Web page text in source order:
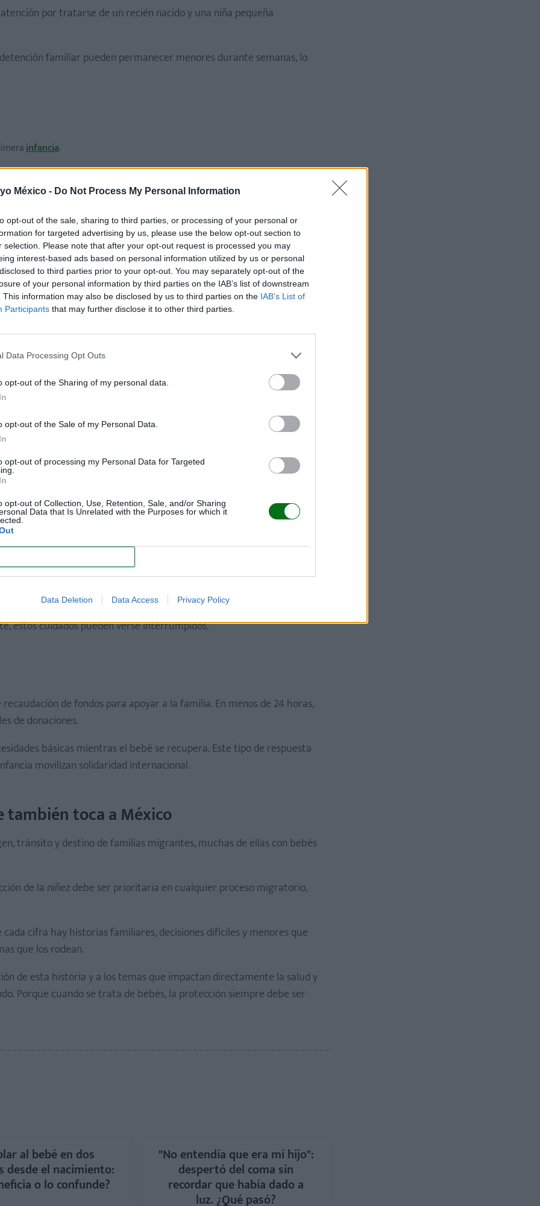
México - Do Not Process My Personal Information
opt-out of the sale, sharing to third parties, or processing of your personal or
for targeted advertising by us, please use the below opt-out section to
selection. Please note that after your opt-out request is processed you may
interest-based ads based on personal information utilized by us or personal
to third parties prior to your opt-out. You may separately opt-out of the
of your personal information by third parties on the IAB’s list of downstream
This information may also be disclosed by us to third parties on the IAB’s List of
Participants that may further disclose it to other third parties.
Data Processing Opt Outs
opt-out of the Sharing of my personal data.
opt-out of the Sale of my Personal Data.
opt-out of processing my Personal Data for Targeted
opt-out of Collection, Use, Retention, Sale, and/or Sharing
Data that Is Unrelated with the Purposes for which it
Data Deletion Data Access Privacy Policy
por tratarse de un recién nacido y una niña pequeña
familiar pueden permanecer menores durante semanas, lo
infancia.
miles de personas han pasado recientemente por este tipo de
migratorios
de vida son particularmente delicados, sobre todo en casos de
estos cuidados pueden verse interrumpidos.
de fondos para apoyar a la familia. En menos de 24 horas,
de donaciones.
básicas mientras el bebé se recupera. Este tipo de respuesta
movilizan solidaridad internacional.
toca a México
tránsito y destino de familias migrantes, muchas de ellas con bebés
de la niñez debe ser prioritaria en cualquier proceso migratorio,
cifra hay historias familiares, decisiones difíciles y menores que
que los rodean.
de esta historia y a los temas que impactan directamente la salud y
Porque cuando se trata de bebés, la protección siempre debe ser
al bebé en dos
desde el nacimiento:
o lo confunde?
"No entendía que era mi hijo":
despertó del coma sin
recordar que había dado a
luz. ¿Qué pasó?